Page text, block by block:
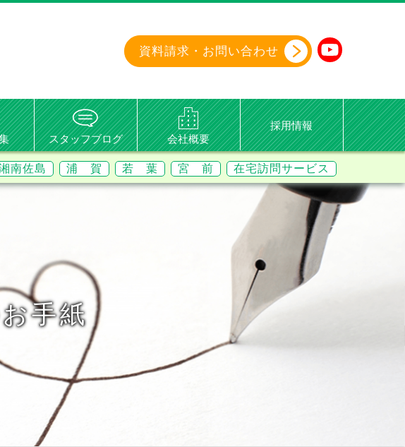
資料請求・ お問い合わせ
スタッフブログ 会社概要
採用情報
南佐島 浦 賀 若 葉 宮 前 在宅訪問サービス
手紙